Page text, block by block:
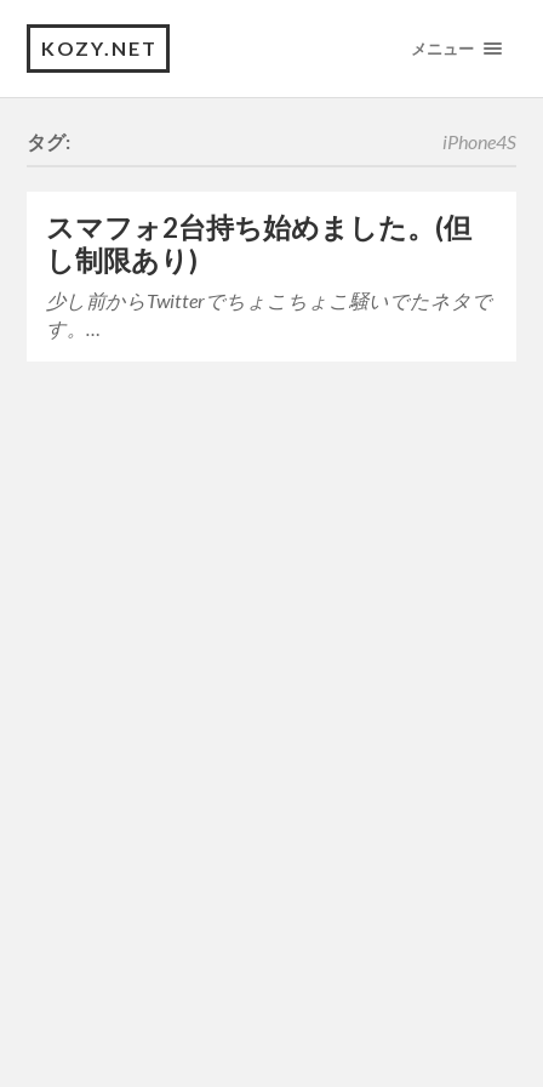
KOZY.NET メニュー
タグ: iPhone4S
スマフォ2台持ち始めました。(但
し制限あり)
少し前からTwitterでちょこちょこ騒いでたネタで
す。…